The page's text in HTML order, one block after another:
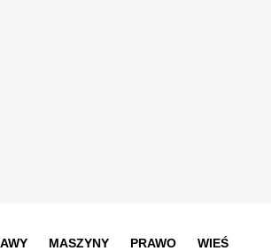
MASZYNY PRAWO WIEŚ